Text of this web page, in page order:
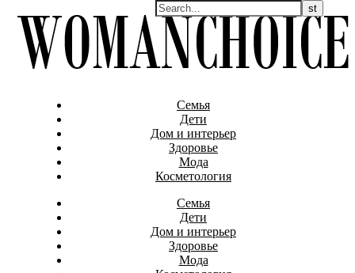
Семья
Дети
Дом и интерьер
Здоровье
Мода
Косметология
Семья
Дети
Дом и интерьер
Здоровье
Мода